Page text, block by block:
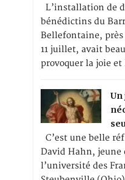
L’installation de
bénédictins du
Bellefontaine,
11 juillet, avait
provoquer la joie et
Un
C’est une belle
David Hahn, jeune
l’université des